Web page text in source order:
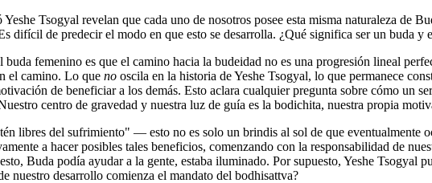
Tsogyal revelan que cada uno de nosotros posee esta misma naturaleza de
difícil de predecir el modo en que esto se desarrolla. ¿Qué significa ser un buda y
femenino es que el camino hacia la budeidad no es una progresión lineal
el camino. Lo que no oscila en la historia de Yeshe Tsogyal, lo que permanece
de beneficiar a los demás. Esto aclara cualquier pregunta sobre cómo un
centro de gravedad y nuestra luz de guía es la bodichita, nuestra propia
libres del sufrimiento" ― esto no es solo un brindis al sol de que
a hacer posibles tales beneficios, comenzando con la responsabilidad de
Buda podía ayudar a la gente, estaba iluminado. Por supuesto, Yeshe
nuestro desarrollo comienza el mandato del bodhisattva?